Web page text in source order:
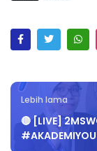
Lebih lama
🔴 [LIVE]